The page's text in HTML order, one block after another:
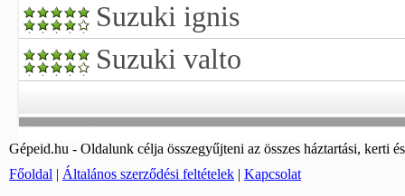
Suzuki ignis
Suzuki valto
Gépeid.hu - Oldalunk célja összegyűjteni az összes háztartási, kerti
Főoldal | Általános szerződési feltételek | Kapcsolat